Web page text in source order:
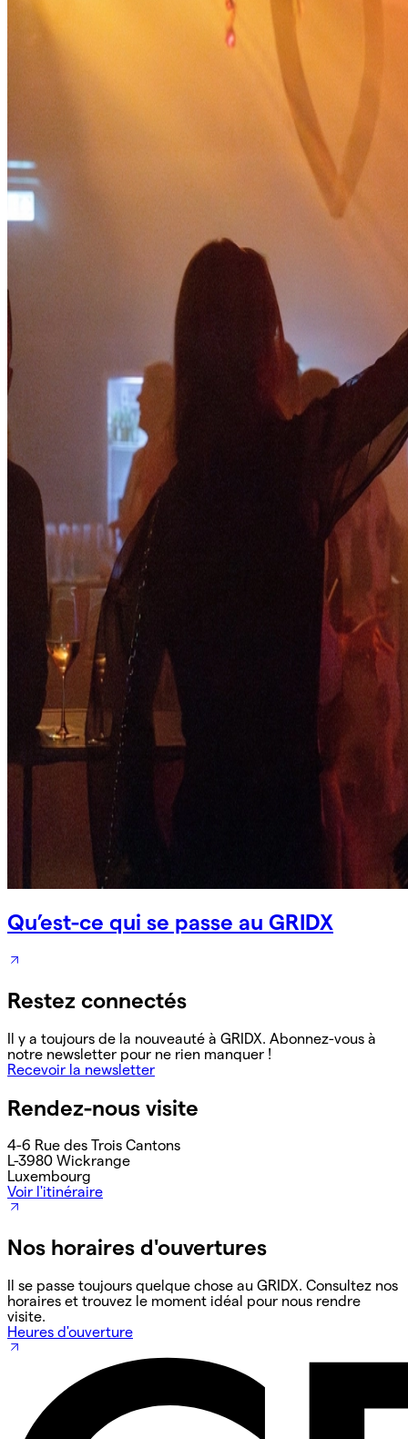
Qu’est-ce qui se passe au GRIDX
Restez connectés
Il y a toujours de la nouveauté à GRIDX. Abonnez-vous à
notre newsletter pour ne rien manquer !
Recevoir la newsletter
Rendez-nous visite
4-6 Rue des Trois Cantons
L-3980 Wickrange
Luxembourg
Voir l'itinéraire
Nos horaires d'ouvertures
Il se passe toujours quelque chose au GRIDX. Consultez nos
horaires et trouvez le moment idéal pour nous rendre
visite.
Heures d'ouverture